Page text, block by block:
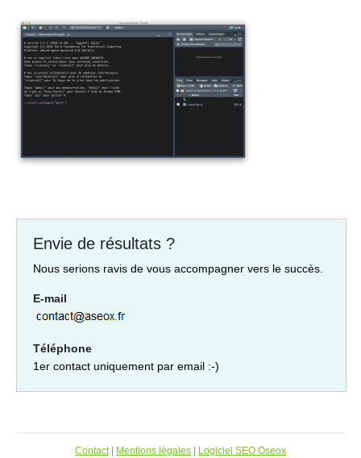
Envie de résultats ?
Nous serions ravis de vous accompagner vers le succès.
E-mail
Téléphone
1er contact uniquement par email :-)
Contact| Mentions légales Logiciel SEO Oseox